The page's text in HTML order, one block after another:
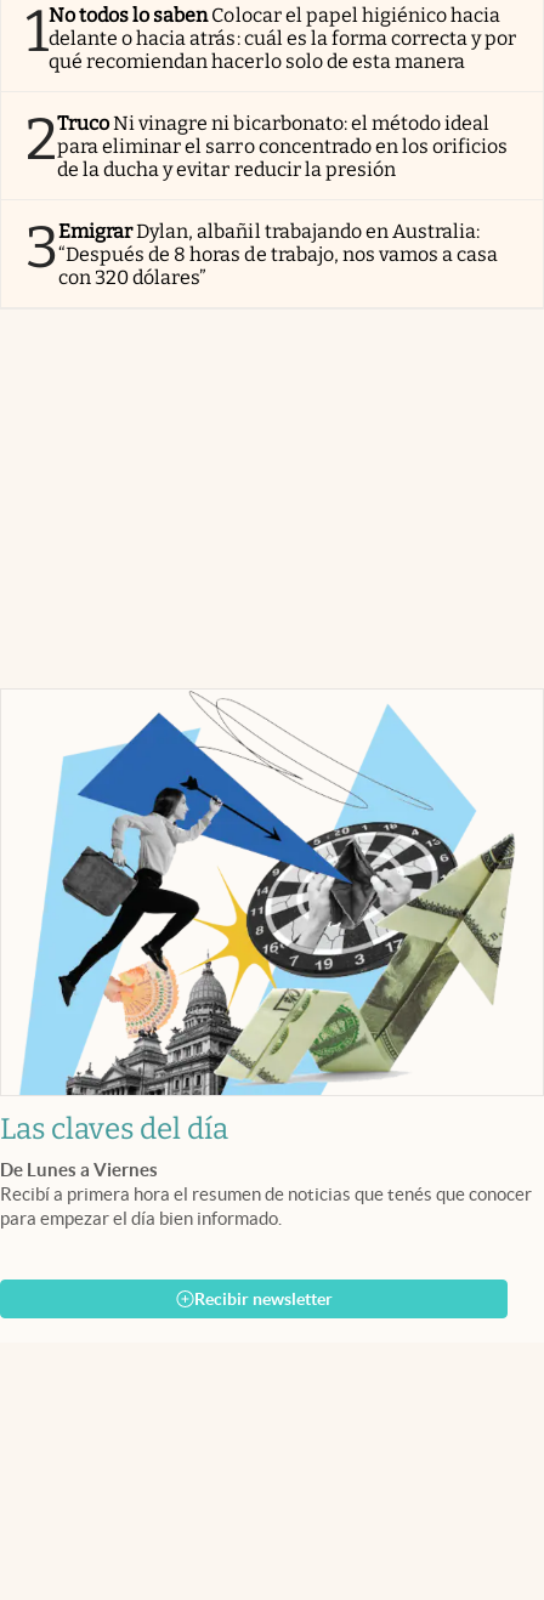
1No todos lo sabenColocar el papel higiénico hacia
delante o hacia atrás: cuál es la forma correcta y por
qué recomiendan hacerlo solo de esta manera
2TrucoNi vinagre ni bicarbonato: el método ideal
para eliminar el sarro concentrado en los orificios
de la ducha y evitar reducir la presión
3EmigrarDylan, albañil trabajando en Australia:
“Después de 8 horas de trabajo, nos vamos a casa
con 320 dólares”
Las claves del día
De Lunes a Viernes
Recibí a primera hora el resumen de noticias que tenés que conocer
para empezar el día bien informado.
Recibir newsletter